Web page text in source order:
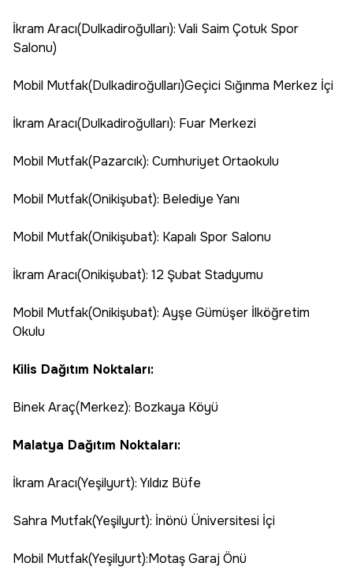
İkram Aracı(Dulkadiroğulları): Vali Saim Çotuk Spor
Salonu)
Mobil Mutfak(Dulkadiroğulları)Geçici Sığınma Merkez İçi
İkram Aracı(Dulkadiroğulları): Fuar Merkezi
Mobil Mutfak(Pazarcık): Cumhuriyet Ortaokulu
Mobil Mutfak(Onikişubat): Belediye Yanı
Mobil Mutfak(Onikişubat): Kapalı Spor Salonu
İkram Aracı(Onikişubat): 12 Şubat Stadyumu
Mobil Mutfak(Onikişubat): Ayşe Gümüşer İlköğretim
Okulu
Kilis Dağıtım Noktaları:
Binek Araç(Merkez): Bozkaya Köyü
Malatya Dağıtım Noktaları:
İkram Aracı(Yeşilyurt): Yıldız Büfe
Sahra Mutfak(Yeşilyurt): İnönü Üniversitesi İçi
Mobil Mutfak(Yeşilyurt):Motaş Garaj Önü